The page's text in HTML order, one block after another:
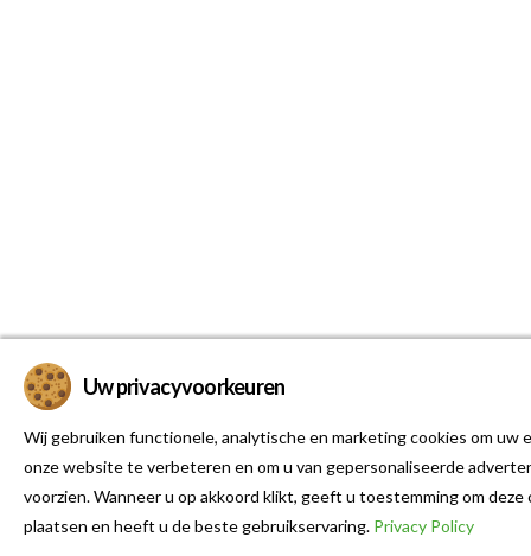
Uw privacyvoorkeuren
Wij gebruiken functionele, analytische en marketing cookies om uw
onze website te verbeteren en om u van gepersonaliseerde
voorzien. Wanneer u op akkoord klikt, geeft u toestemming om deze
plaatsen en heeft u de beste gebruikservaring. Privacy Policy